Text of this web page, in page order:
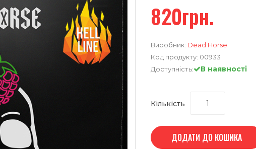
820грн.
Виробник: Dead Horse
Код продукту: 00933
Доступність:
В наявності
Кількість
ДОДАТИ ДО КОШИКА